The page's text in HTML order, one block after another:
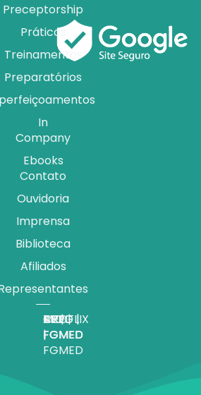
Preceptorship
Práticas
Treinamentos
Preparatórios
In
Company
Ebooks
Contato
Ouvidoria
Imprensa
Biblioteca
Afiliados
APP |
FGMED
MEDFLIX
|
FGMED
CRED |
FGMED
BLOG |
FGMED
TV |
FGMED